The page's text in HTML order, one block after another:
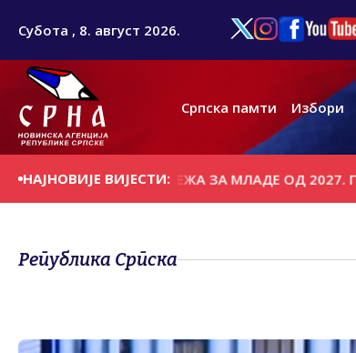
Субота , 8. август 2026.
Српска памти Избори
НАЈНОВИЈЕ ВИЈЕСТИ:
ДРУШТВЕНИХ МРЕЖА ЗА МЛАДЕ ОД 2027. ГОДИНЕ
Република Српска